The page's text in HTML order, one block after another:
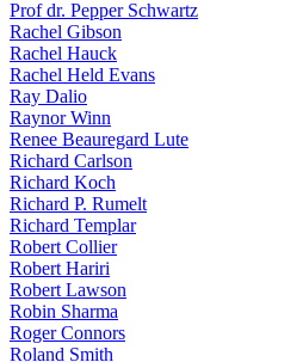
Prof dr. Pepper Schwartz
Rachel Gibson
Rachel Hauck
Rachel Held Evans
Ray Dalio
Raynor Winn
Renee Beauregard Lute
Richard Carlson
Richard Koch
Richard P. Rumelt
Richard Templar
Robert Collier
Robert Hariri
Robert Lawson
Robin Sharma
Roger Connors
Roland Smith